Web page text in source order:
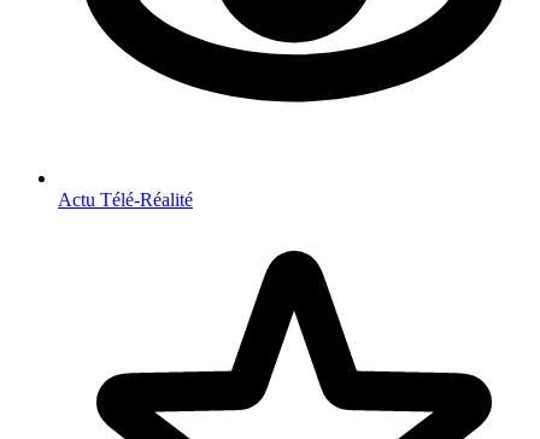
Actu Télé-Réalité